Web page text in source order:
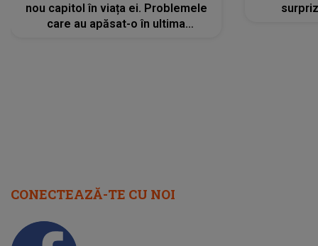
nou capitol în viața ei. Problemele
care au apăsat-o în ultima
CONECTEAZĂ-TE CU NOI